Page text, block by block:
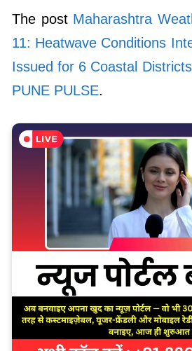
The post Maharashtra
11: Heatwave Conditions
Issued for 6 Coastal Districts
PUNE PULSE.